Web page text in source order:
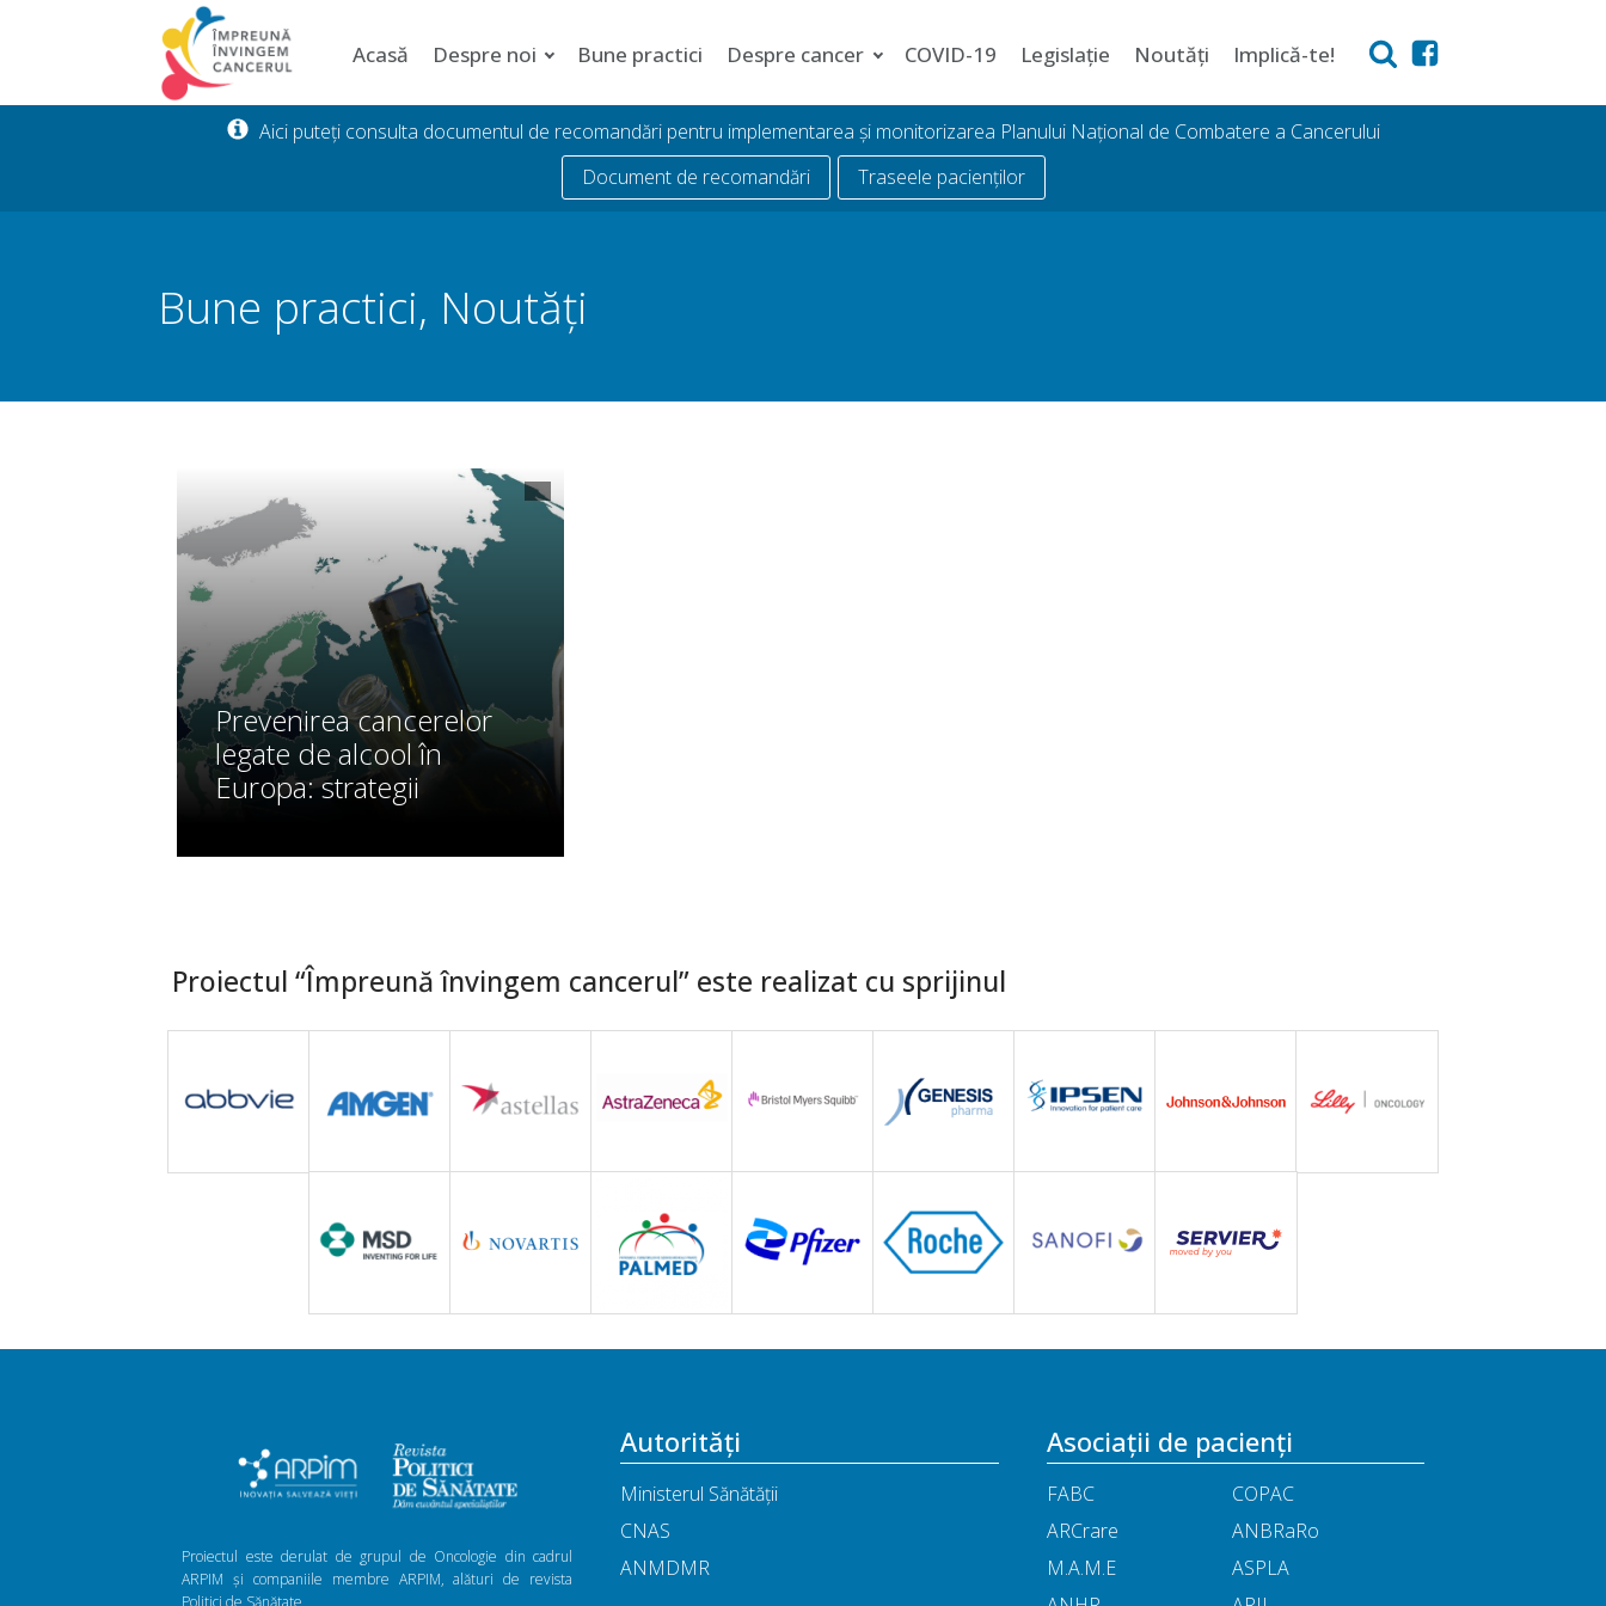
Acasă Despre noi Bune practici Despre cancer COVID-19 Legislație Noutăți Implică-te!
Aici puteți consulta documentul de recomandări pentru implementarea și monitorizarea Planului Național de Combatere a Cancerului
Document de recomandări
Traseele pacienților
Bune practici, Noutăți
Prevenirea cancerelor
legate de alcool în
Europa: strategii
Proiectul “Împreună învingem cancerul” este realizat cu sprijinul
Proiectul este derulat de grupul de Oncologie din cadrul
ARPIM și companiile membre ARPIM, alături de revista
Politici de Sănătate
Autorități
Ministerul Sănătății
CNAS
ANMDMR
Asociații de pacienți
FABC
COPAC
ARCrare
ANBRaRo
M.A.M.E
ASPLA